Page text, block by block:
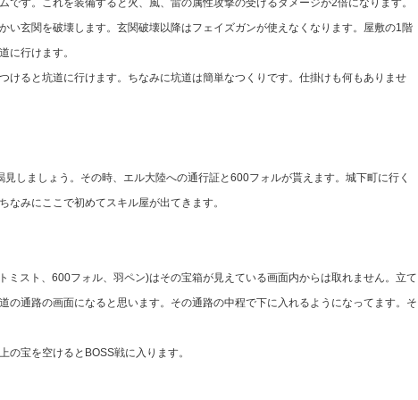
です。これを装備すると火、風、雷の属性攻撃の受けるダメージが2倍になります。
い玄関を破壊します。玄関破壊以降はフェイズガンが使えなくなります。屋敷の1階
に行けます。
けると坑道に行けます。ちなみに坑道は簡単なつくりです。仕掛けも何もありませ
しましょう。その時、エル大陸への通行証と600フォルが貰えます。城下町に行く
なみにここで初めてスキル屋が出てきます。
ミスト、600フォル、羽ペン)はその宝箱が見えている画面内からは取れません。立て
の通路の画面になると思います。その通路の中程で下に入れるようになってます。そ
の宝を空けるとBOSS戦に入ります。